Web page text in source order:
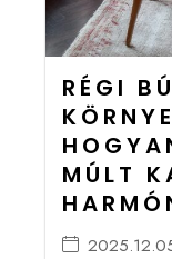
RÉGI
MÚLT